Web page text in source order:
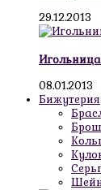
29.12.2013
08.01.2013
Бижутерия